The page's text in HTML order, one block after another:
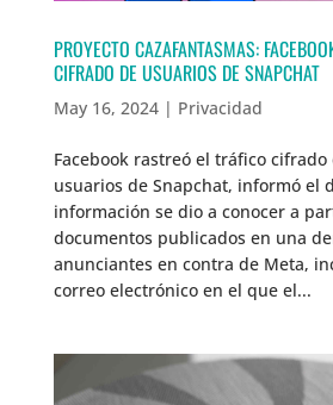
PROYECTO CAZAFANTASMAS:
CIFRADO DE USUARIOS DE SNAPCHAT
May 16, 2024| Privacidad
Facebook rastreó el tráfico cifrado
usuarios de Snapchat, informó el
información se dio a conocer a
documentos publicados en una
anunciantes en contra de Meta,
correo electrónico en el que el...